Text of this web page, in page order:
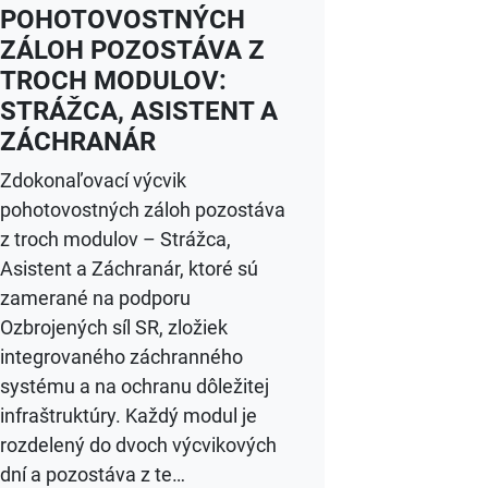
POHOTOVOSTNÝCH
ZÁLOH POZOSTÁVA Z
TROCH MODULOV:
STRÁŽCA, ASISTENT A
ZÁCHRANÁR
Zdokonaľovací výcvik
pohotovostných záloh pozostáva
z troch modulov – Strážca,
Asistent a Záchranár, ktoré sú
zamerané na podporu
Ozbrojených síl SR, zložiek
integrovaného záchranného
systému a na ochranu dôležitej
infraštruktúry. Každý modul je
rozdelený do dvoch výcvikových
dní a pozostáva z te…